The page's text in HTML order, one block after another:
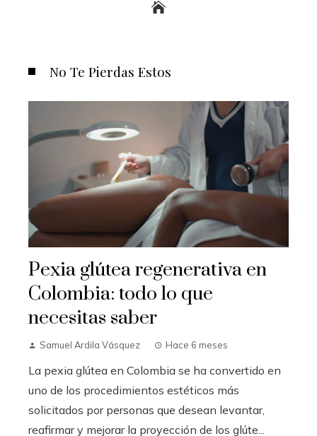
No Te Pierdas Estos
Pexia glútea regenerativa en
Colombia: todo lo que
necesitas saber
Samuel Ardila Vásquez Hace 6 meses
La pexia glútea en Colombia se ha convertido en
uno de los procedimientos estéticos más
solicitados por personas que desean levantar,
reafirmar y mejorar la proyección de los glúte...